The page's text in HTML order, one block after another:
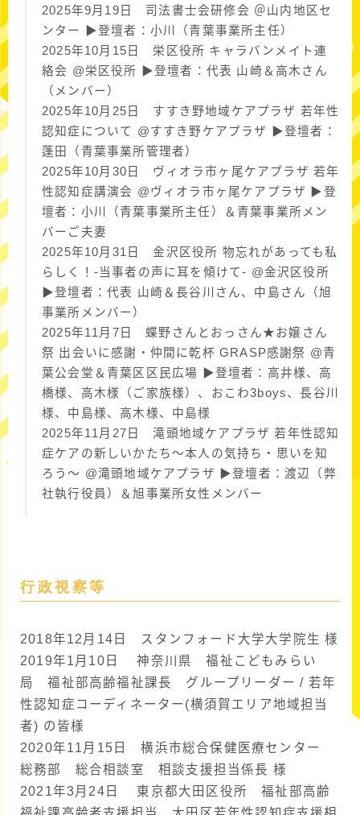
2025年9月19日 司法書士会研修会 ＠山内地区セ
ンター ▶︎登壇者：小川（青葉事業所主任）
2025年10月15日 栄区役所 キャラバンメイト連
絡会 @栄区役所 ▶︎登壇者：代表 山崎＆高木さん
（メンバー）
2025年10月25日 すすき野地域ケアプラザ 若年性
認知症について @すすき野ケアプラザ ▶︎登壇者：
蓬田（青葉事業所管理者）
2025年10月30日 ヴィオラ市ヶ尾ケアプラザ 若年
性認知症講演会 @ヴィオラ市ヶ尾ケアプラザ ▶︎登
壇者：小川（青葉事業所主任）＆青葉事業所メン
バーご夫妻
2025年10月31日 金沢区役所 物忘れがあっても私
らしく！-当事者の声に耳を傾けて- @金沢区役所
▶︎登壇者：代表 山崎＆長谷川さん、中島さん（旭
事業所メンバー）
2025年11月7日 蝶野さんとおっさん★お嬢さん
祭 出会いに感謝・仲間に乾杯 GRASP感謝祭 @青
葉公会堂＆青葉区区民広場 ▶︎登壇者：高井様、高
橋様、高木様（ご家族様）、おこわ3boys、長谷川
様、中島様、高木様、中島様
2025年11月27日 滝頭地域ケアプラザ 若年性認知
症ケアの新しいかたち〜本人の気持ち・思いを知
ろう〜 @滝頭地域ケアプラザ ▶︎登壇者：渡辺（弊
社執行役員）＆旭事業所女性メンバー
行政視察等
2018年12月14日 スタンフォード大学大学院生 様
2019年1月10日 神奈川県 福祉こどもみらい
局 福祉部高齢福祉課長 グループリーダー / 若年
性認知症コーディネーター(横須賀エリア地域担当
者) の皆様
2020年11月15日 横浜市総合保健医療センター
総務部 総合相談室 相談支援担当係長 様
2021年3月24日 東京都大田区役所 福祉部高齢